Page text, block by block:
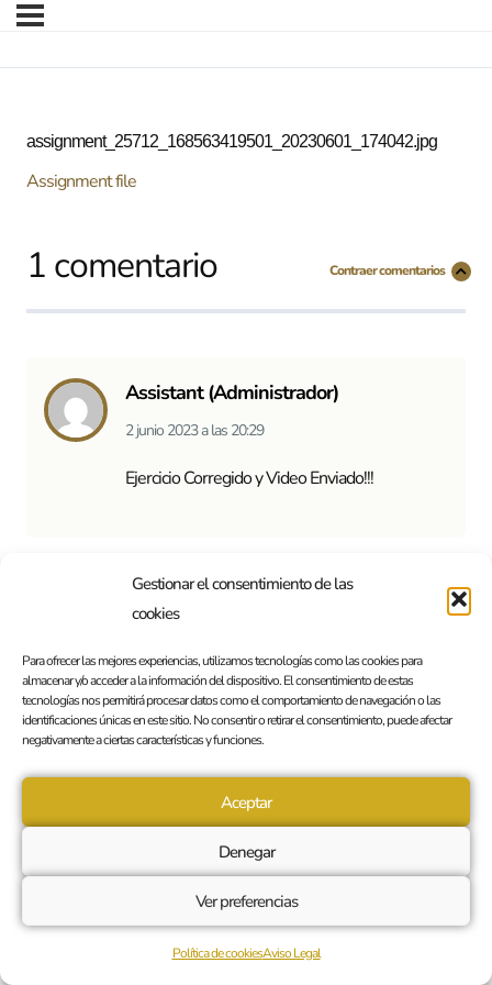
Gestionar el consentimiento de las
cookies
Para ofrecer las mejores experiencias, utilizamos tecnologías como las cookies para
almacenar y/o acceder a la información del dispositivo. El consentimiento de estas
tecnologías nos permitirá procesar datos como el comportamiento de navegación o las
identificaciones únicas en este sitio. No consentir o retirar el consentimiento, puede afectar
negativamente a ciertas características y funciones.
Aceptar
Denegar
Ver preferencias
Política de cookiesAviso Legal
assignment_25712_168563419501_20230601_174042.jpg
Assignment file
1 comentario Contraer comentarios
Assistant (Administrador)
2 junio 2023a las 20:29
Ejercicio Corregido y Video Enviado!!!
Deja un comentario
Lo siento, debes estarconectadopara publicar un
comentario.